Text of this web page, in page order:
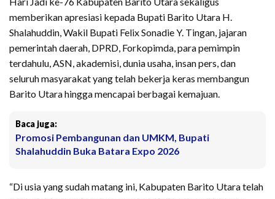
memberikan apresiasi kepada Bupati Barito Utara H.
Shalahuddin, Wakil Bupati Felix Sonadie Y. Tingan, jajaran
pemerintah daerah, DPRD, Forkopimda, para pemimpin
terdahulu, ASN, akademisi, dunia usaha, insan pers, dan
seluruh masyarakat yang telah bekerja keras membangun
Barito Utara hingga mencapai berbagai kemajuan.
Baca juga:
Promosi Pembangunan dan UMKM, Bupati
Shalahuddin Buka Batara Expo 2026
“Di usia yang sudah matang ini, Kabupaten Barito Utara telah